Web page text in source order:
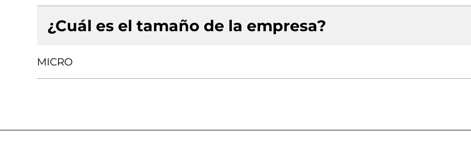
¿Cuál es el tamaño de la empresa?
MICRO